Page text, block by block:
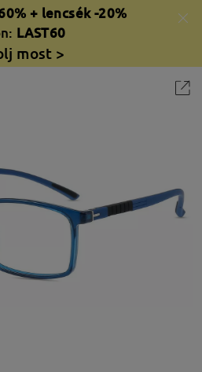
+ lencsék -20%
LAST60
most >